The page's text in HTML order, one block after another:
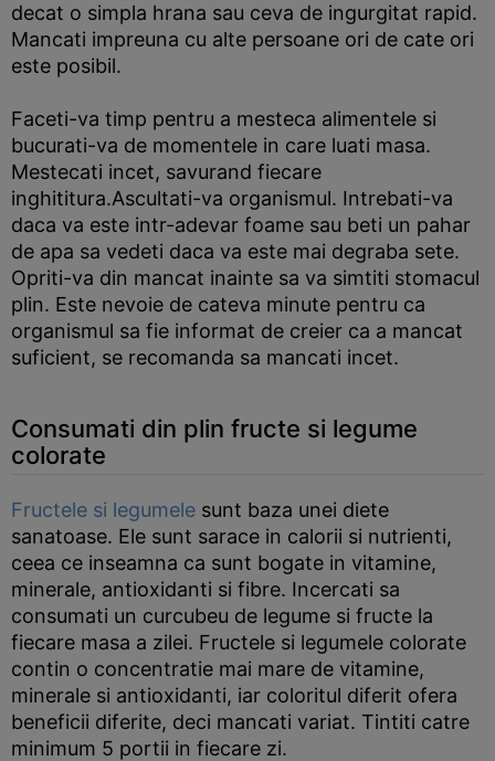
decat o simpla hrana sau ceva de ingurgitat rapid.
Mancati impreuna cu alte persoane ori de cate ori
este posibil.
Faceti-va timp pentru a mesteca alimentele si
bucurati-va de momentele in care luati masa.
Mestecati incet, savurand fiecare
inghititura.Ascultati-va organismul. Intrebati-va
daca va este intr-adevar foame sau beti un pahar
de apa sa vedeti daca va este mai degraba sete.
Opriti-va din mancat inainte sa va simtiti stomacul
plin. Este nevoie de cateva minute pentru ca
organismul sa fie informat de creier ca a mancat
suficient, se recomanda sa mancati incet.
Consumati din plin fructe si legume
colorate
Fructele si legumele sunt baza unei diete
sanatoase. Ele sunt sarace in calorii si nutrienti,
ceea ce inseamna ca sunt bogate in vitamine,
minerale, antioxidanti si fibre. Incercati sa
consumati un curcubeu de legume si fructe la
fiecare masa a zilei. Fructele si legumele colorate
contin o concentratie mai mare de vitamine,
minerale si antioxidanti, iar coloritul diferit ofera
beneficii diferite, deci mancati variat. Tintiti catre
minimum 5 portii in fiecare zi.